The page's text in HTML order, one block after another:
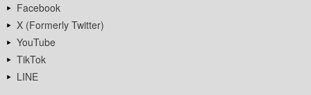
Facebook
X (Formerly Twitter)
YouTube
TikTok
LINE